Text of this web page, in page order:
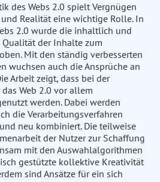
des Webs 2.0 spielt Vergnügen
Realität eine wichtige Rolle. In
2.0 wurde die inhaltlich und
der Inhalte zum
Mit den ständig verbesserten
wuchsen auch die Ansprüche an
Arbeit zeigt, dass bei der
Web 2.0 vor allem
werden. Dabei werden
die Verarbeitungsverfahren
neu kombiniert. Die teilweise
der Nutzer zur Schaffung
mit den Auswahlalgorithmen
gestützte kollektive Kreativität
sind Ansätze für ein sich